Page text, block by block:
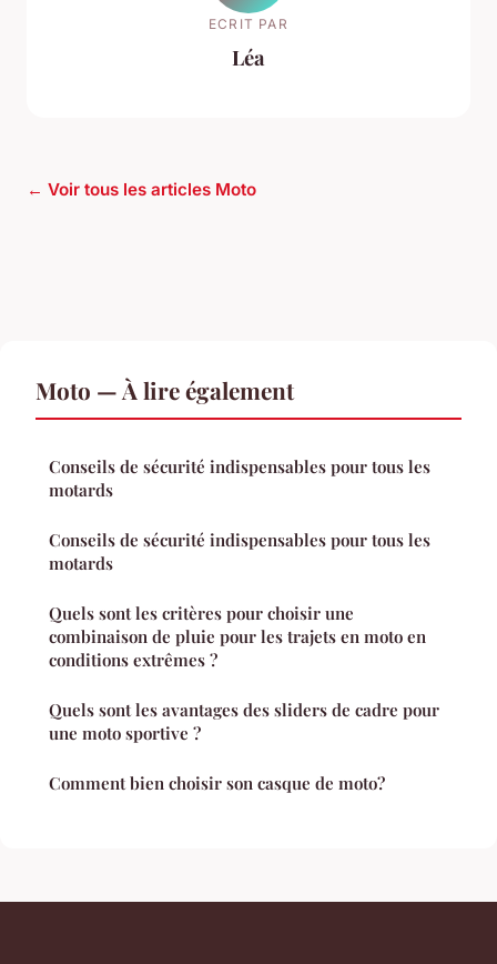
ECRIT PAR
Léa
← Voir tous les articles Moto
Moto — À lire également
Conseils de sécurité indispensables pour tous les
motards
Conseils de sécurité indispensables pour tous les
motards
Quels sont les critères pour choisir une
combinaison de pluie pour les trajets en moto en
conditions extrêmes ?
Quels sont les avantages des sliders de cadre pour
une moto sportive ?
Comment bien choisir son casque de moto?